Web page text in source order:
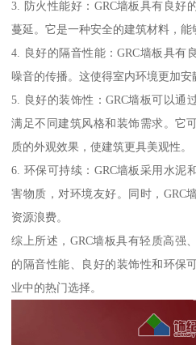
3. 防火性能好：GRC墙板具有良好
蔓延。它是一种安全的建筑材料，能
4. 良好的隔音性能：GRC墙板具有
噪音的传播。这使得室内环境更加安
5. 良好的装饰性：GRC墙板可以通
满足不同建筑风格和装饰需求。它
质的外观效果，使建筑更具美观性。
6. 环保可持续：GRC墙板采用水泥
害物质，对环境友好。同时，GRC
资源浪费。
综上所述，GRC墙板具有轻质高强
的隔音性能、良好的装饰性和环保
业中的热门选择。